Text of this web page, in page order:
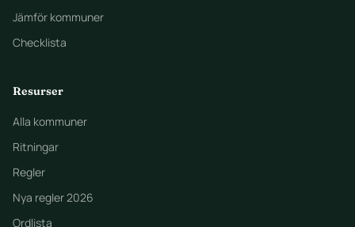
Jämför kommuner
Checklista
Resurser
Alla kommuner
Ritningar
Regler
Nya regler 2026
Ordlista